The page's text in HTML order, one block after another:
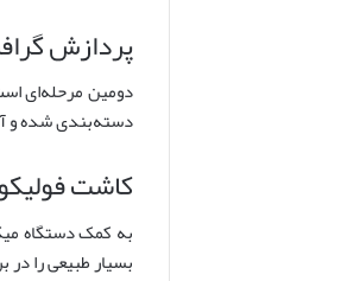
پردازش
دومین مرحله‌ای
دسته‌بندی شده و
کاشت
به کمک دستگاه
بسیار طبیعی را